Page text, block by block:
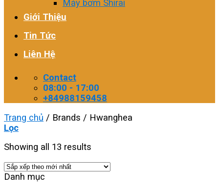
Máy bơm Shirai
Giới Thiệu
Tin Tức
Liên Hệ
Contact
08:00 - 17:00
+84988159458
Trang chủ / Brands / Hwanghea
Lọc
Showing all 13 results
Danh mục